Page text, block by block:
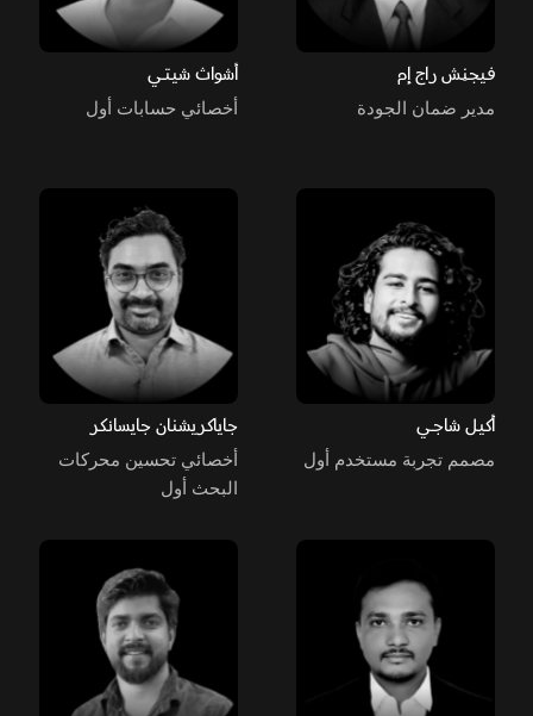
فيجنِش راج إم
مدير ضمان الجودة
أشواث شيتي
أخصائي حسابات أول
أكيل شاجي
مصمم تجربة مستخدم أول
جاياكريشنان جايسانكر
أخصائي تحسين محركات
البحث أول